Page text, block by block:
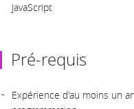
JavaScript
Pré-requis
Expérience d'au moins un